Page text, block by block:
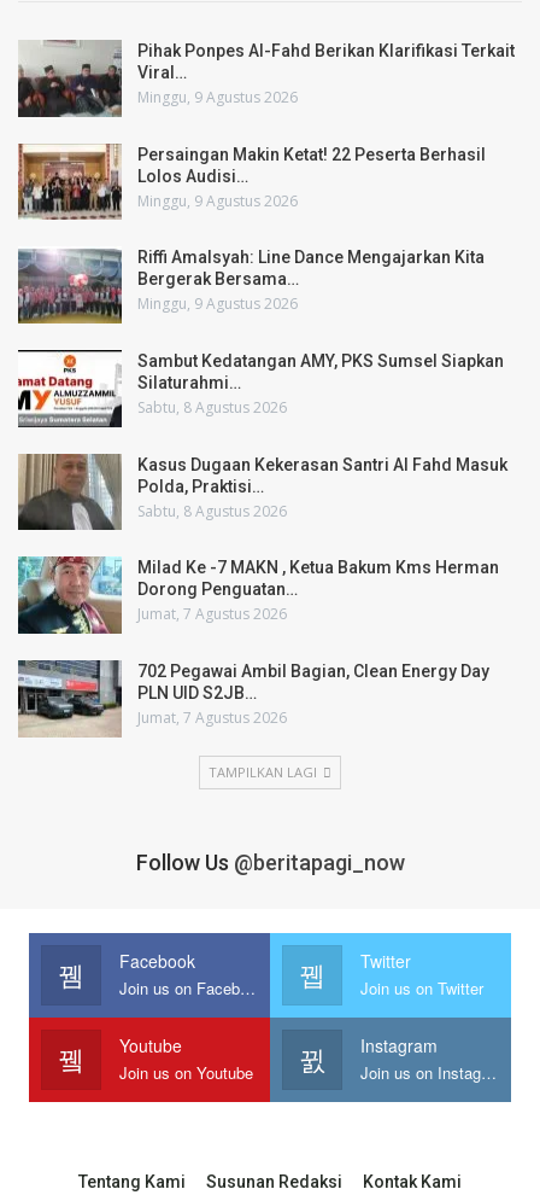
Pihak Ponpes Al-Fahd Berikan Klarifikasi Terkait
Viral…
Minggu, 9 Agustus 2026
Persaingan Makin Ketat! 22 Peserta Berhasil
Lolos Audisi…
Minggu, 9 Agustus 2026
Riffi Amalsyah: Line Dance Mengajarkan Kita
Bergerak Bersama…
Minggu, 9 Agustus 2026
Sambut Kedatangan AMY, PKS Sumsel Siapkan
Silaturahmi…
Sabtu, 8 Agustus 2026
Kasus Dugaan Kekerasan Santri Al Fahd Masuk
Polda, Praktisi…
Sabtu, 8 Agustus 2026
Milad Ke -7 MAKN , Ketua Bakum Kms Herman
Dorong Penguatan…
Jumat, 7 Agustus 2026
702 Pegawai Ambil Bagian, Clean Energy Day
PLN UID S2JB…
Jumat, 7 Agustus 2026
TAMPILKAN LAGI
Follow Us @beritapagi_now
Facebook
Join us on Facebook
Twitter
Join us on Twitter
Youtube
Join us on Youtube
Instagram
Join us on Instagram
Tentang Kami Susunan Redaksi Kontak Kami